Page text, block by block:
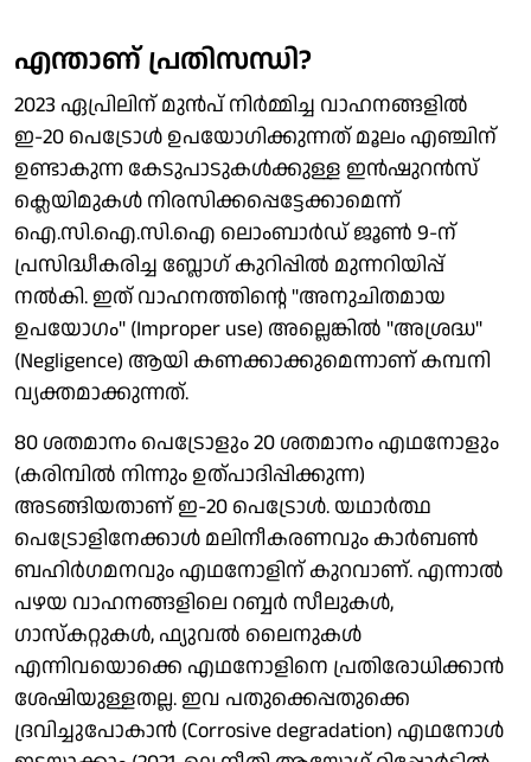
എന്താണ് പ്രതിസന്ധി?
2023 ഏപ്രിലിന് മുൻപ് നിർമ്മിച്ച വാഹനങ്ങളിൽ
ഇ-20 പെട്രോൾ ഉപയോഗിക്കുന്നത് മൂലം എഞ്ചിന്
ഉണ്ടാകുന്ന കേടുപാടുകൾക്കുള്ള ഇൻഷുറൻസ്
ക്ലെയിമുകൾ നിരസിക്കപ്പെട്ടേക്കാമെന്ന്
ഐ.സി.ഐ.സി.ഐ ലൊംബാർഡ് ജൂൺ 9-ന്
പ്രസിദ്ധീകരിച്ച ബ്ലോ​ഗ് കുറിപ്പിൽ മുന്നറിയിപ്പ്
നൽകി. ഇത് വാഹനത്തിന്റെ "അനുചിതമായ
ഉപയോഗം" (Improper use) അല്ലെങ്കിൽ "അശ്രദ്ധ"
(Negligence) ആയി കണക്കാക്കുമെന്നാണ് കമ്പനി
വ്യക്തമാക്കുന്നത്.
80 ശതമാനം പെട്രോളും 20 ശതമാനം എഥനോളും
(കരിമ്പിൽ നിന്നും ഉത്പാദിപ്പിക്കുന്ന)
അടങ്ങിയതാണ് ഇ-20 പെട്രോൾ. യഥാ‌ർത്ഥ
പെട്രോളിനേക്കാൾ മലിനീകരണവും കാർബൺ
ബഹിർ​ഗമനവും എഥനോളിന് കുറവാണ്. എന്നാൽ
പഴയ വാഹനങ്ങളിലെ റബ്ബർ സീലുകൾ,
ഗാസ്കറ്റുകൾ, ഫ്യുവൽ ലൈനുകൾ
എന്നിവയൊക്കെ എഥനോളിനെ പ്രതിരോധിക്കാൻ
ശേഷിയുള്ളതല്ല. ഇവ പതുക്കെപ്പതുക്കെ
ദ്രവിച്ചുപോകാൻ (Corrosive degradation) എഥനോൾ